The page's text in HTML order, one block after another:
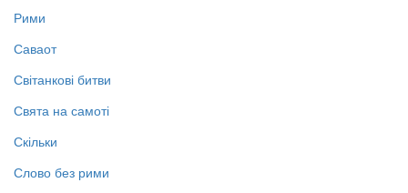
Рими
Саваот
Світанкові битви
Свята на самоті
Скільки
Слово без рими